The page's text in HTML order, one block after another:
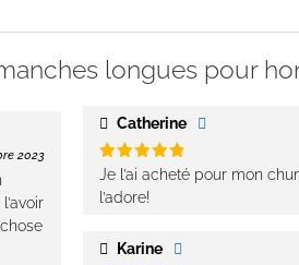
Les
peuvent
être
choisies
sur
page
longues pour
2023
Catherine
Note 5
Je l’ai acheté pour mon
l’adore!
Karine